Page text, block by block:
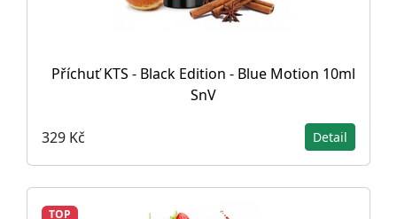
Příchuť KTS - Black Edition - Blue Motion 10ml
SnV
329 Kč Detail
TOP